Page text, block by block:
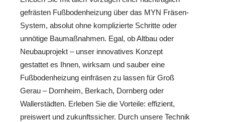
gefrästen Fußbodenheizung über das MYN Fräsen-
System, absolut ohne komplizierte Schritte oder
unnötige Baumaßnahmen. Egal, ob Altbau oder
Neubauprojekt – unser innovatives Konzept
gestattet es Ihnen, wirksam und sauber eine
Fußbodenheizung einfräsen zu lassen für Groß
Gerau – Dornheim, Berkach, Dornberg oder
Wallerstädten. Erleben Sie die Vorteile: effizient,
preiswert und zukunftssicher. Durch unsere Technik